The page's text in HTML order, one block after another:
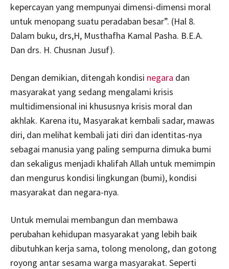
kepercayan yang mempunyai dimensi-dimensi moral
untuk menopang suatu peradaban besar”. (Hal 8.
Dalam buku, drs,H, Musthafha Kamal Pasha. B.E.A.
Dan drs. H. Chusnan Jusuf).
Dengan demikian, ditengah kondisi negara dan
masyarakat yang sedang mengalami krisis
multidimensional ini khususnya krisis moral dan
akhlak. Karena itu, Masyarakat kembali sadar, mawas
diri, dan melihat kembali jati diri dan identitas-nya
sebagai manusia yang paling sempurna dimuka bumi
dan sekaligus menjadi khalifah Allah untuk memimpin
dan mengurus kondisi lingkungan (bumi), kondisi
masyarakat dan negara-nya.
Untuk memulai membangun dan membawa
perubahan kehidupan masyarakat yang lebih baik
dibutuhkan kerja sama, tolong menolong, dan gotong
royong antar sesama warga masyarakat. Seperti